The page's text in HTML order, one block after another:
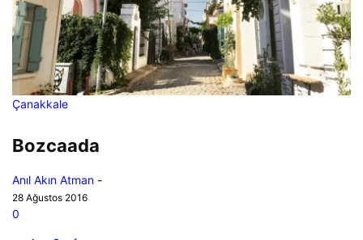
Çanakkale
Bozcaada
Anıl Akın Atman -
28 Ağustos 2016
0